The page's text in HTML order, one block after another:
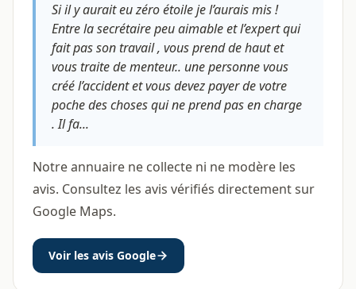
Si il y aurait eu zéro étoile je l’aurais mis !
Entre la secrétaire peu aimable et l’expert qui
fait pas son travail , vous prend de haut et
vous traite de menteur.. une personne vous
créé l’accident et vous devez payer de votre
poche des choses qui ne prend pas en charge
. Il fa...
Notre annuaire ne collecte ni ne modère les
avis. Consultez les avis vérifiés directement sur
Google Maps.
Voir les avis Google